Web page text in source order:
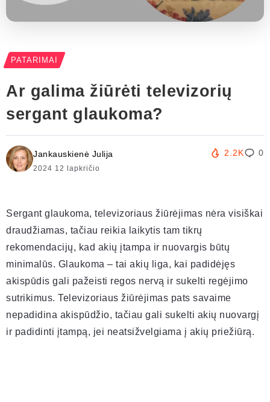
PATARIMAI
Ar galima žiūrėti televizorių
sergant glaukoma?
Jankauskienė Julija
2024 12 lapkričio
2.2K 0
Sergant glaukoma, televizoriaus žiūrėjimas nėra visiškai
draudžiamas, tačiau reikia laikytis tam tikrų
rekomendacijų, kad akių įtampa ir nuovargis būtų
minimalūs. Glaukoma – tai akių liga, kai padidėjęs
akispūdis gali pažeisti regos nervą ir sukelti regėjimo
sutrikimus. Televizoriaus žiūrėjimas pats savaime
nepadidina akispūdžio, tačiau gali sukelti akių nuovargį
ir padidinti įtampą, jei neatsižvelgiama į akių priežiūrą.